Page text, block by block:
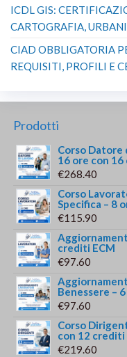
ICDL GIS:
CARTOGRAFIA,
CIAD OBBLIGATORIA
REQUISITI, PROFILI E
Prodotti
Corso Datore
16 ore con
€268.40
Corso
Specifica – 8
€115.90
crediti ECM
€97.60
Benessere –
€97.60
Corso
con 12 crediti
€219.60